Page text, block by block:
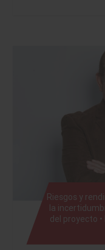
Riesgos y
la
del proyecto